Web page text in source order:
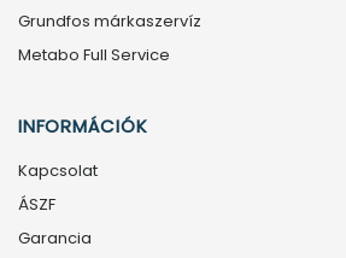
Grundfos márkaszervíz
Metabo Full Service
INFORMÁCIÓK
Kapcsolat
ÁSZF
Garancia